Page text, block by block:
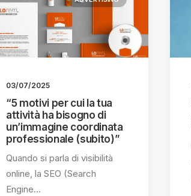
03/07/2025
“5 motivi per cui la tua
attività ha bisogno di
un’immagine coordinata
professionale (subito)”
Quando si parla di visibilità
online, la SEO (Search
Engine…